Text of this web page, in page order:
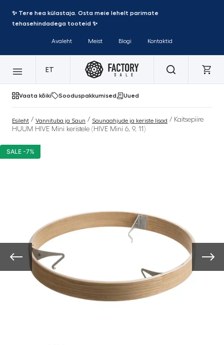
✨ Tere hea külastaja. Osta meie lehelt parimate
tehasehindadega tooteid ✨
Avaleht Meist Blogi Kontaktid
ET
Vaata kõiki Sooduspakkumised Uued
Esileht / Vannituba ja Saun / Saunaahjude ja keriste lisad / Kaitsepiire
HUUM HIVE Mini keristele (HIVE Mini 6, 9, 11)
SALE -7%